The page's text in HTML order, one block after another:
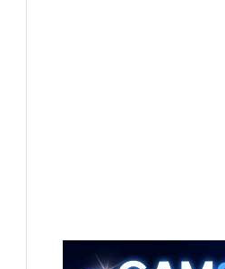
간당 50mm 이상 폭우…호우경보 발효
간당 20~30mm 강한 비...가뭄 해소될 듯
…내륙 곳곳 소나기
보안 새판 짠다…'자율규제단체' 타진